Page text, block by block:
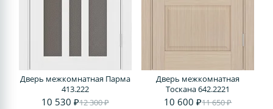
Дверь межкомнатная Парма
413.222
10 530 ₽12 300 ₽
Дверь межкомнатная
Тоскана 642.2221
10 600 ₽11 650 ₽